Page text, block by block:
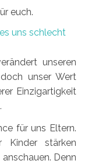
euch.
uns schlecht
unseren
unser Wert
Einzigartigkeit
für uns Eltern.
Kinder stärken
Denn